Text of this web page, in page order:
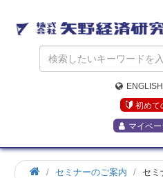
ENGLISH
初めて
マイペー
ホ
セミナーのご案内 セミ